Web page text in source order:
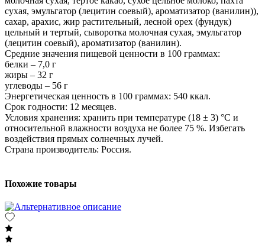
сухая, эмульгатор (лецитин соевый), ароматизатор (ванилин)),
сахар, арахис, жир растительный, лесной орех (фундук)
цельный и тертый, сыворотка молочная сухая, эмульгатор
(лецитин соевый), ароматизатор (ванилин).
Средние значения пищевой ценности в 100 граммах:
белки – 7,0 г
жиры – 32 г
углеводы – 56 г
Энергетическая ценность в 100 граммах: 540 ккал.
Срок годности: 12 месяцев.
Условия хранения: хранить при температуре (18 ± 3) °C и
относительной влажности воздуха не более 75 %. Избегать
воздействия прямых солнечных лучей.
Страна производитель: Россия.
Похожие товары